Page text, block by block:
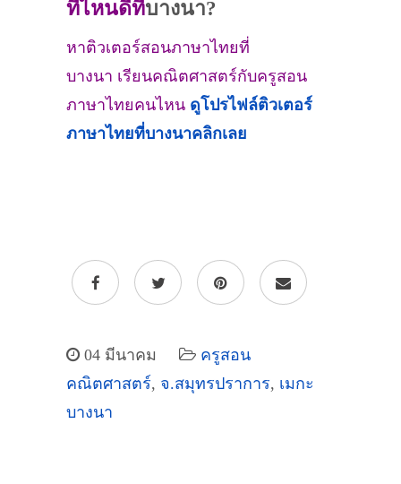
ที่ไหนดีที่บางนา?
หาติวเตอร์สอนภาษาไทยที่
บางนา เรียนคณิตศาสตร์กับครูสอน
ภาษาไทยคนไหน ดูโปรไฟล์ติวเตอร์
ภาษาไทยที่บางนาคลิกเลย
04 มีนาคม
ครูสอน
คณิตศาสตร์, จ.สมุทรปราการ, เมกะ
บางนา